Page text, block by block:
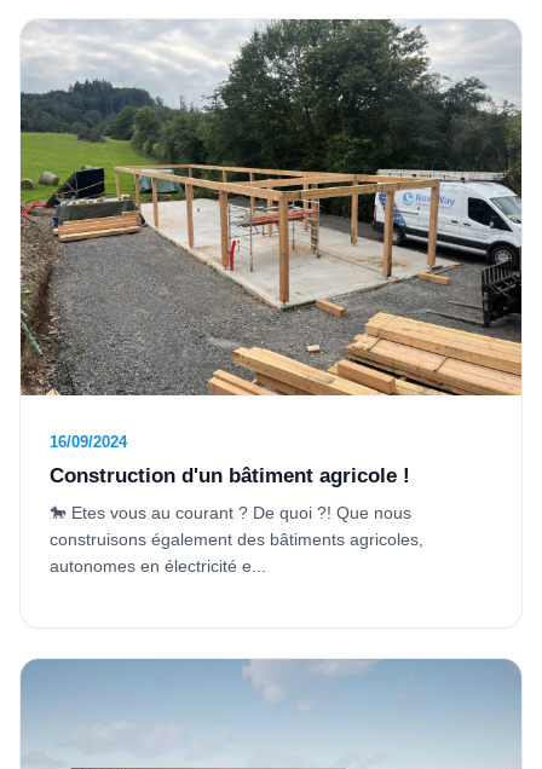
16/09/2024
Construction d'un bâtiment agricole !
🐎 Etes vous au courant ? De quoi ?! Que nous
construisons également des bâtiments agricoles,
autonomes en électricité e...